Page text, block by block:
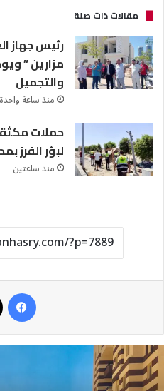
مقالات ذات صلة
رئيس جهاز
مزارين ”
والتجميل
منذ ساعة واحدة
حملات
لبؤر الفرز بمدينة
منذ ساعتين